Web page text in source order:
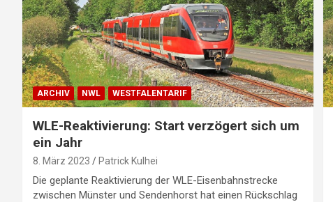
ARCHIV NWL WESTFALENTARIF
WLE-Reaktivierung: Start verzögert sich um
ein Jahr
8. März 2023 Patrick Kulhei
Die geplante Reaktivierung der WLE-Eisenbahnstrecke
zwischen Münster und Sendenhorst hat einen Rückschlag